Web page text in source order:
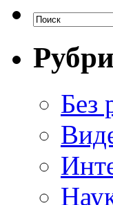
Без